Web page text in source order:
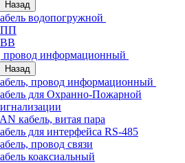
Назад
водопогружной
провод информационный
Назад
провод информационный
для Охранно-Пожарной
кабель, витая пара
для интерфейса RS-485
провод связи
коаксиальный